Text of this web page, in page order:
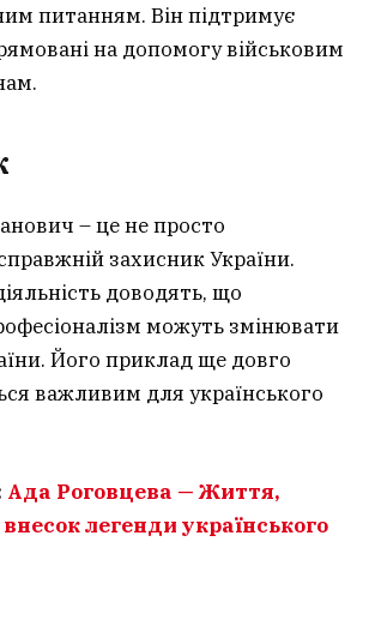
питанням. Він підтримує
на допомогу військовим
– це не просто
захисник України.
доводять, що
можуть змінювати
Його приклад ще довго
важливим для українського
Ада Роговцева — Життя,
легенди українського